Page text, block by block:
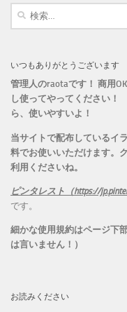
検
いつもありがとうございます
管理人のraotaです！ 商用
し使ってやってください！
ら、 使いやすいよ！
当サイトで配布しているイ
料でお使いいただけます。
利用くださいね。
ピンタレスト（https://
です。
細かな使用規約はページ下
は言いません！）
お読みください